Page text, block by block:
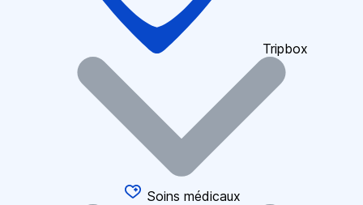
Tripbox
Soins médicaux